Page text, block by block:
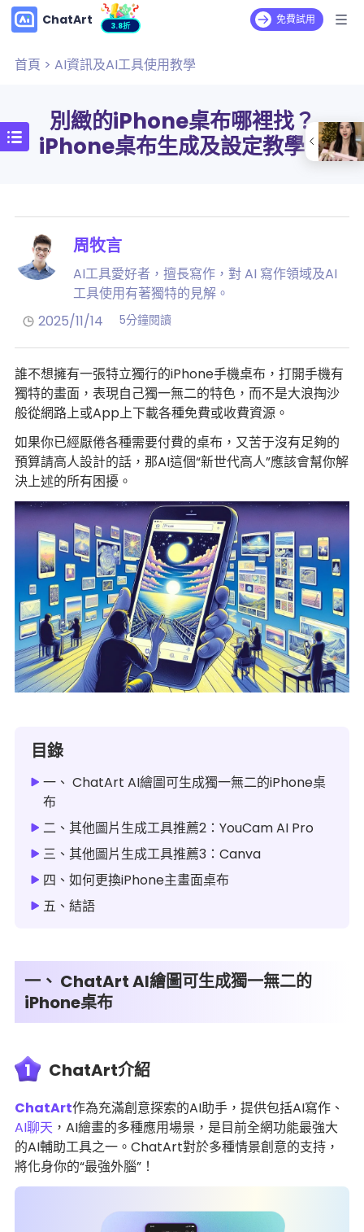
ChatArt 3.8折 免費試用
首頁 > AI資訊及AI工具使用教學
別緻的iPhone桌布哪裡找？
iPhone桌布生成及設定教學！
周牧言
AI工具愛好者，擅長寫作，對 AI 寫作領域及AI
工具使用有著獨特的見解。
2025/11/14
5分鐘閱讀
誰不想擁有一張特立獨行的iPhone手機桌布，打開手機有
獨特的畫面，表現自己獨一無二的特色，而不是大浪掏沙
般從網路上或App上下載各種免費或收費資源。
如果你已經厭倦各種需要付費的桌布，又苦于沒有足夠的
預算請高人設計的話，那AI這個“新世代高人”應該會幫你解
決上述的所有困擾。
目錄
一、 ChatArt AI繪圖可生成獨一無二的iPhone桌
布
二、其他圖片生成工具推薦2：YouCam AI Pro
三、其他圖片生成工具推薦3：Canva
四、如何更換iPhone主畫面桌布
五、結語
一、 ChatArt AI繪圖可生成獨一無二的
iPhone桌布
1 ChatArt介紹
ChatArt作為充滿創意探索的AI助手，提供包括AI寫作、
AI聊天 ，AI繪畫的多種應用場景，是目前全網功能最強大
的AI輔助工具之一。ChatArt對於多種情景創意的支持，
將化身你的“最強外腦”！